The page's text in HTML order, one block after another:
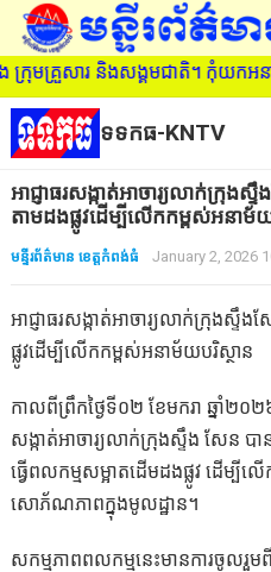
រ និងសង្គមជាតិ។ កុំយកអន
ទទកធ-KNTV
អាជ្ញាធរសង្កាត់អាចារ្យលាក់ក្រុងស្
តាមដងផ្លូវដើម្បីលើកកម្ពស់អនាម័
មន្ទីរព័ត៌មាន ខេត្តកំពង់ធំ January 2, 2026
អាជ្ញាធរសង្កាត់អាចារ្យលាក់ក្រុងស្ទឹ
ផ្លូវដើម្បីលើកកម្ពស់អនាម័យបរិស្ថាន
កាលពីព្រឹកថ្ងៃទី០២ ខែមករា ឆ្នាំ២០
សង្កាត់អាចារ្យលាក់ក្រុងស្ទឹង សែន
ធ្វើពលកម្មសម្អាតដើមដងផ្លូវ ដើម្បី
សោភ័ណភាពក្នុងមូលដ្ឋាន។
សកម្មភាពពលកម្មនេះមានការចូលរួមពី